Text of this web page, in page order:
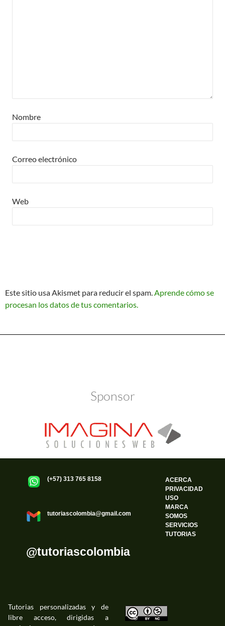
Nombre
Correo electrónico
Web
Este sitio usa Akismet para reducir el spam.Aprende cómo se
procesan los datos de tus comentarios.
Sponsor
(+57) 313 765 8158
tutoriascolombia@gmail.com
@tutoriascolombia
ACERCA
PRIVACIDAD
USO
MARCA
SOMOS
SERVICIOS
TUTORIAS
Tutorias personalizadas y de
libre acceso, dirigidas a
©